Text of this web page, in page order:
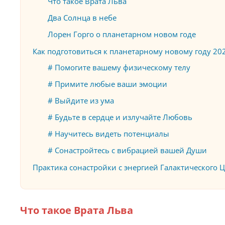
Два Солнца в небе
Лорен Горго о планетарном новом годе
Как подготовиться к планетарному новому году
# Помогите вашему физическому телу
# Примите любые ваши эмоции
# Выйдите из ума
# Будьте в сердце и излучайте Любовь
# Научитесь видеть потенциалы
# Сонастройтесь с вибрацией вашей Души
Практика сонастройки с энергией Галактического
Что такое Врата Льва